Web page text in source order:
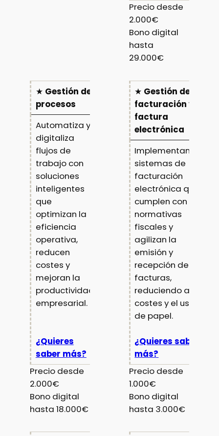
Precio desde
2.000€
Bono digital
hasta
29.000€
★ Gestión de
procesos
Automatiza y
digitaliza
flujos de
trabajo con
soluciones
inteligentes
que
optimizan la
eficiencia
operativa,
reducen
costes y
mejoran la
productividad
empresarial.
¿Quieres
saber más?
Precio desde
2.000€
Bono digital
hasta 18.000€
★ Gestión de la
facturación y
factura
electrónica
Implementamos
sistemas de
facturación
electrónica que
cumplen con las
normativas
fiscales y
agilizan la
emisión y
recepción de
facturas,
reduciendo así
costes y el uso
de papel.
¿Quieres saber
más?
Precio desde
1.000€
Bono digital
hasta 3.000€